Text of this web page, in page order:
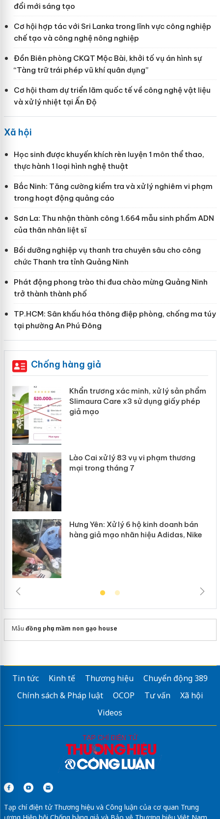
đổi mới sáng tạo
Cơ hội hợp tác với Sri Lanka trong lĩnh vực công nghiệp
chế tạo và công nghệ nông nghiệp
Đồn Biên phòng CKQT Mộc Bài, khởi tố vụ án hình sự
“Tàng trữ trái phép vũ khí quân dụng”
Cơ hội tham dự triển lãm quốc tế về công nghệ vật liệu
và xử lý nhiệt tại Ấn Độ
Xã hội
Học sinh được khuyến khích rèn luyện 1 môn thể thao,
thực hành 1 loại hình nghệ thuật
Bắc Ninh: Tăng cường kiểm tra và xử lý nghiêm vi phạm
trong hoạt động quảng cáo
Sơn La: Thu nhận thành công 1.664 mẫu sinh phẩm ADN
của thân nhân liệt sĩ
Bồi dưỡng nghiệp vụ thanh tra chuyên sâu cho công
chức Thanh tra tỉnh Quảng Ninh
Phát động phong trào thi đua chào mừng Quảng Ninh
trở thành thành phố
TP.HCM: Sân khấu hóa thông điệp phòng, chống ma túy
tại phường An Phú Đông
Chống hàng giả
Khẩn trương xác minh, xử lý sản phẩm
Slimaura Care x3 sử dụng giấy phép
giả mạo
Lào Cai xử lý 83 vụ vi phạm thương
mại trong tháng 7
Hưng Yên: Xử lý 6 hộ kinh doanh bán
hàng giả mạo nhãn hiệu Adidas, Nike
Mẫu đồng phục mầm non gạo house
Tin tức Kinh tế Thương hiệu
Chuyển động 389
Chính sách & Pháp luật
OCOP Tư vấn
Xã hội
Videos
Tạp chí điện tử Thương hiệu và Công luận của cơ quan Trung